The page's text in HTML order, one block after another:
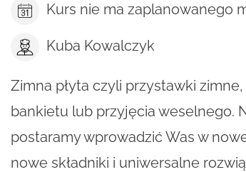
Zimna płyta czyli przystawki
bankietu lub przyjęcia weselnego.
postaramy wprowadzić Was w
nowe składniki i uniwersalne
Kurs nie ma zaplanowanego
Kuba Kowalczyk